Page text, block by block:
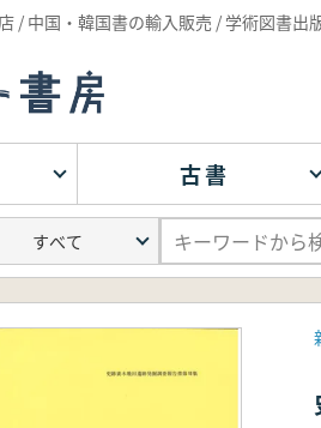
/ 中国・韓国書の輸入販売 / 学術図書出
古書